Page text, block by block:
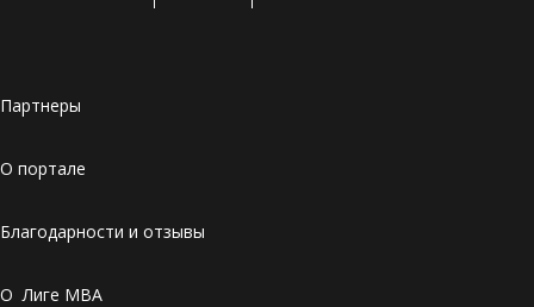
Партнеры
О портале
Благодарности и отзывы
О Лиге MBA